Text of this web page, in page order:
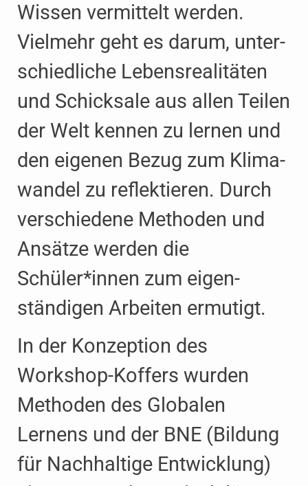
Wissen vermittelt werden.
Vielmehr geht es darum, unter­
schiedliche Lebens­realitäten
und Schicksale aus allen Teilen
der Welt kennen zu lernen und
den eigenen Bezug zum Klima­
wandel zu reflektieren. Durch
verschiedene Methoden und
Ansätze werden die
Schüler*innen zum eigen­
ständigen Arbeiten ermutigt.
In der Konzeption des
Workshop-Koffers wurden
Methoden des Globalen
Lernens und der BNE (Bildung
für Nachhaltige Entwicklung)